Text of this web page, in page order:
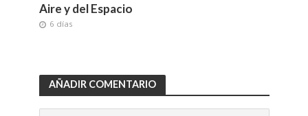
Aire y del Espacio
6 días
AÑADIR COMENTARIO